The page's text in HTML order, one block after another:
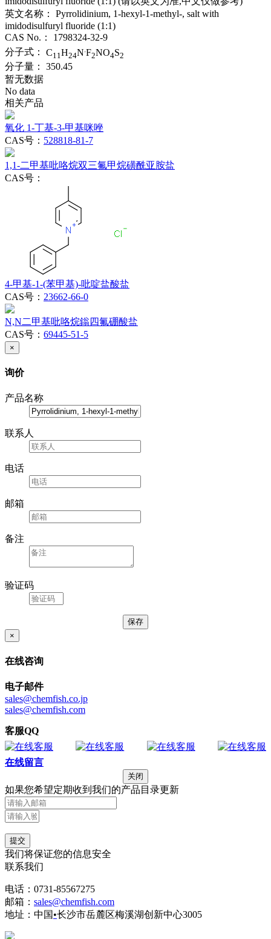
英文名称： Pyrrolidinium, 1-hexyl-1-methyl-, salt with
imidodisulfuryl fluoride (1:1)
CAS No.：
1798324-32-9
分子式：
C11 H24N F2NO4S2
分子量：
350.45
暂无数据
No data
相关产品
氧化 1-丁基-3-甲基咪唑
CAS号： 528818-81-7
1,1-二甲基吡咯烷双三氟甲烷磺酰亚胺盐
CAS号：
4-甲基-1-(苯甲基)-吡啶盐酸盐
CAS号： 23662-66-0
N,N二甲基吡咯烷鎓四氟硼酸盐
CAS号： 69445-51-5
×
询价
产品名称
联系人
电话
邮箱
备注
验证码
×
在线咨询
电子邮件
sales@chemfish.co.jp
sales@chemfish.com
客服QQ
在线留言
关闭
如果您希望定期收到我们的产品目录更新
提交
我们将保证您的信息安全
联系我们
电话：0731-85567275
邮箱： sales@chemfish.com
地址：中国•长沙市岳麓区梅溪湖创新中心3005